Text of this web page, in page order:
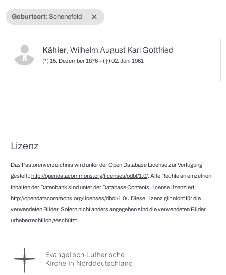
close
Geburtsort: Schenefeld
Kähler, Wilhelm August Karl Gottfried
(*) 15. Dezember 1876 – (†) 02. Juni 1961
Lizenz
Das Pastorenverzeichnis wird unter der Open Database License zur Verfügung
gestellt:http://opendatacommons.org/licenses/odbl/1.0/. Alle Rechte an einzelnen
Inhalten der Datenbank sind unter der Database Contents License lizenziert:
http://opendatacommons.org/licenses/dbcl/1.0/. Diese Lizenz gilt nicht für die
verwendeten Bilder. Sofern nicht anders angegeben sind die verwendeten Bilder
urheberrechtlich geschützt.